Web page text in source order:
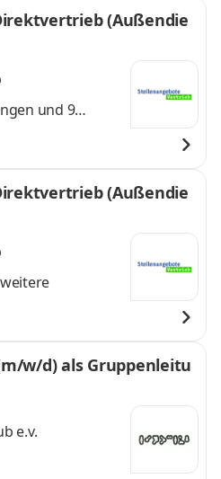
(Außendie
und 9
(Außendie
w/d) als Gruppenleitu
e.v.